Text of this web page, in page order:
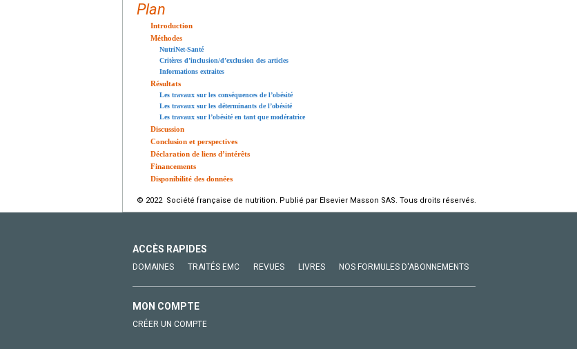
Plan
Introduction
Méthodes
NutriNet-Santé
Critères d’inclusion/d’exclusion des articles
Informations extraites
Résultats
Les travaux sur les conséquences de l’obésité
Les travaux sur les déterminants de l’obésité
Les travaux sur l’obésité en tant que modératrice
Discussion
Conclusion et perspectives
Déclaration de liens d’intérêts
Financements
Disponibilité des données
© 2022 Société française de nutrition. Publié par Elsevier Masson SAS. Tous droits réservés.
ACCÈS RAPIDES
DOMAINES TRAITÉS EMC REVUES LIVRES NOS FORMULES D'ABONNEMENTS
MON COMPTE
CRÉER UN COMPTE